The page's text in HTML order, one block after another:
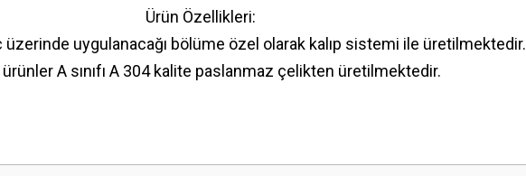
Ürün Özellikleri:
üzerinde uygulanacağı bölüme özel olarak kalıp sistemi ile üretilmektedir.
A sınıfı A 304 kalite paslanmaz çelikten üretilmektedir.